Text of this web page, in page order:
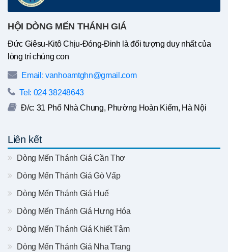
HỘI DÒNG MẾN THÁNH GIÁ
Đức Giêsu-Kitô Chịu-Đóng-Đinh là đối tượng duy nhất của
lòng trí chúng con
Email: vanhoamtghn@gmail.com
Tel: 024 38248643
Đ/c: 31 Phố Nhà Chung, Phường Hoàn Kiếm, Hà Nội
Liên kết
Dòng Mến Thánh Giá Cần Thơ
Dòng Mến Thánh Giá Gò Vấp
Dòng Mến Thánh Giá Huế
Dòng Mến Thánh Giá Hưng Hóa
Dòng Mến Thánh Giá Khiết Tâm
Dòng Mến Thánh Giá Nha Trang